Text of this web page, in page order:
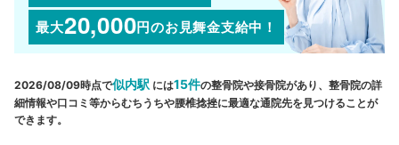
最大20,000円のお見舞金支給中！
2026/08/09時点で似内駅 には15件の整骨院や接骨院があり、整骨院の詳
細情報や口コミ等からむちうちや腰椎捻挫に最適な通院先を見つけることが
できます。